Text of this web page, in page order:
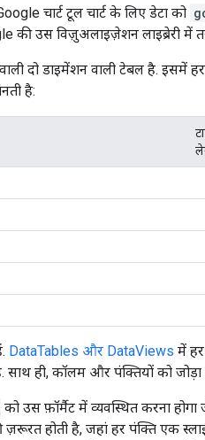
चार्ट टूल चार्ट के लिए डेटा को
की उस विज़ुअलाइज़ेशन लाइब्रेरी
दो डाइमेंशन वाली टेबल है. इसमें
है:
DataTables और DataViews में
साथ ही, कॉलम और पंक्तियों को
को उस फ़ॉर्मैट में व्यवस्थित करना होगा
ज़रूरत होती है, जहां हर पंक्ति एक